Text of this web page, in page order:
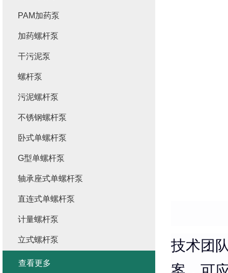
技术团
PAM加药泵
加药螺杆泵
干污泥泵
螺杆泵
污泥螺杆泵
不锈钢螺杆泵
卧式单螺杆泵
G型单螺杆泵
轴承座式单螺杆泵
直连式单螺杆泵
计量螺杆泵
立式螺杆泵
查看更多